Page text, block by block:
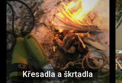
Křesadla a škrtadla